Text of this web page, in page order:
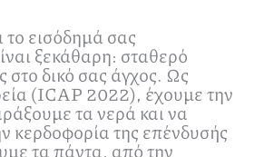
εισόδημά σας
ξεκάθαρη: σταθερό
στο δικό σας άγχος. Ως
(ICAP 2022), έχουμε την
τα νερά και να
κερδοφορία της επένδυσής
τα πάντα, από την